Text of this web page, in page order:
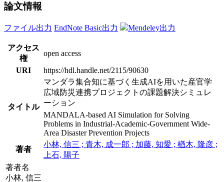
論文情報
ファイル出力 EndNote Basic出力 Mendeley出力
アクセス
権
open access
URI
https://hdl.handle.net/2115/90630
タイトル
マンダラ集合知に基づく生成AIを用いた産官学
広域防災連携プロジェクトの課題解決シミュレ
ーション
MANDALA-based AI Simulation for Solving
Problems in Industrial-Academic-Government Wide-
Area Disaster Prevention Projects
著者
小林, 信三 ; 青木, 成一郎 ; 加藤, 知愛 ; 楢木, 隆彦 ;
上石, 陽子
著者名
小林, 信三